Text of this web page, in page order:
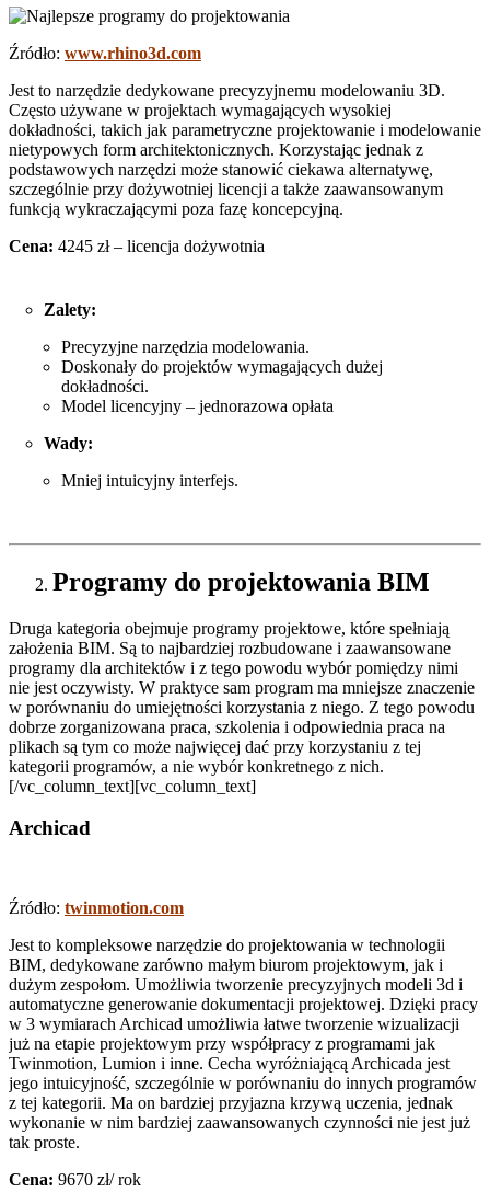
Źródło: www.rhino3d.com
Jest to narzędzie dedykowane precyzyjnemu modelowaniu 3D.
Często używane w projektach wymagających wysokiej
dokładności, takich jak parametryczne projektowanie i modelowanie
nietypowych form architektonicznych. Korzystając jednak z
podstawowych narzędzi może stanowić ciekawa alternatywę,
szczególnie przy dożywotniej licencji a także zaawansowanym
funkcją wykraczającymi poza fazę koncepcyjną.
Cena: 4245 zł – licencja dożywotnia
Zalety:
Precyzyjne narzędzia modelowania.
Doskonały do projektów wymagających dużej
dokładności.
Model licencyjny – jednorazowa opłata
Wady:
Mniej intuicyjny interfejs.
Programy do projektowania BIM
Druga kategoria obejmuje programy projektowe, które spełniają
założenia BIM. Są to najbardziej rozbudowane i zaawansowane
programy dla architektów i z tego powodu wybór pomiędzy nimi
nie jest oczywisty. W praktyce sam program ma mniejsze znaczenie
w porównaniu do umiejętności korzystania z niego. Z tego powodu
dobrze zorganizowana praca, szkolenia i odpowiednia praca na
plikach są tym co może najwięcej dać przy korzystaniu z tej
kategorii programów, a nie wybór konkretnego z nich.
[/vc_column_text][vc_column_text]
Archicad
Źródło: twinmotion.com
Jest to kompleksowe narzędzie do projektowania w technologii
BIM, dedykowane zarówno małym biurom projektowym, jak i
dużym zespołom. Umożliwia tworzenie precyzyjnych modeli 3d i
automatyczne generowanie dokumentacji projektowej. Dzięki pracy
w 3 wymiarach Archicad umożliwia łatwe tworzenie wizualizacji
już na etapie projektowym przy współpracy z programami jak
Twinmotion, Lumion i inne. Cecha wyróżniającą Archicada jest
jego intuicyjność, szczególnie w porównaniu do innych programów
z tej kategorii. Ma on bardziej przyjazna krzywą uczenia, jednak
wykonanie w nim bardziej zaawansowanych czynności nie jest już
tak proste.
Cena: 9670 zł/ rok